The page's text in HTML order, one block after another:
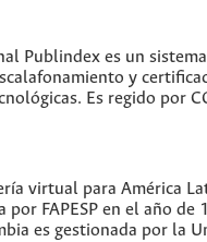
Publindex es un
y
Es regido por
virtual para América
por FAPESP en el año de
es gestionada por la